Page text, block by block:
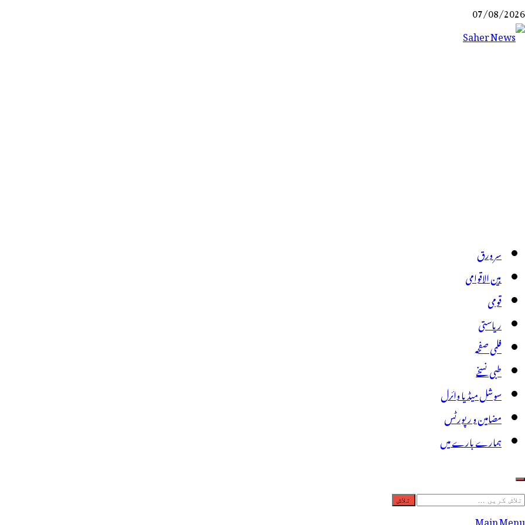
Skip
to
07/08/2026
سر ورق
بین الاقوامی
قومی
ریاستی
فلمی صفحہ
طبی نسخے
سوشل میڈیا وائرل
مضامین و رپورٹس
ہمارے بارے میں
تلاش
کریں
Main Menu